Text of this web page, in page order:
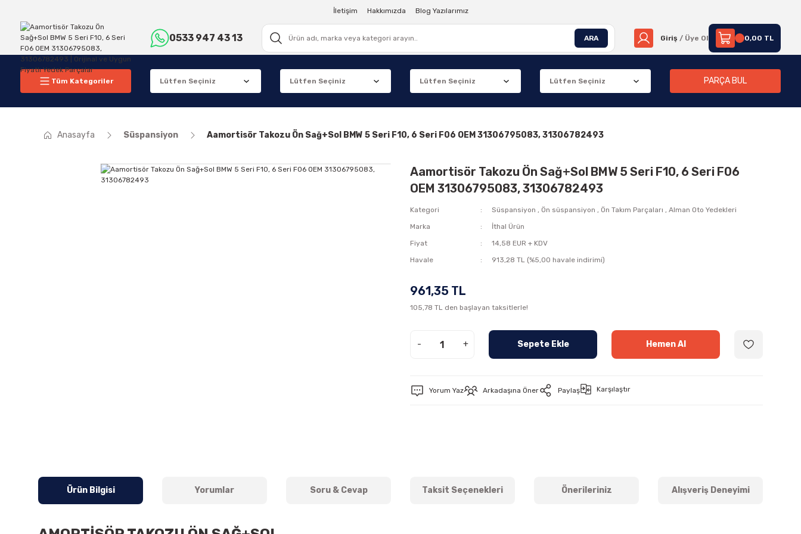
İletişim Hakkımızda Blog Yazılarımız
0533 947 43 13 ARA Giriş / Üye Ol 0,00 TL
Tüm Kategoriler PARÇA BUL
Anasayfa Süspansiyon Aamortisör Takozu Ön Sağ+Sol BMW 5 Seri F10, 6 Seri F06 OEM 31306795083, 31306782493
Aamortisör Takozu Ön Sağ+Sol BMW 5 Seri F10, 6 Seri F06
OEM 31306795083, 31306782493
Kategori Süspansiyon , Ön süspansiyon , Ön Takım Parçaları ,Alman Oto Yedekleri
Marka
İthal Ürün
Fiyat
14,58 EUR + KDV
Havale
913,28 TL (%5,00 havale indirimi)
961,35 TL
105,78 TL den başlayan taksitlerle!
- + Sepete Ekle Hemen Al
Yorum Yaz Arkadaşına Öner Paylaş Karşılaştır
Ürün Bilgisi Yorumlar Soru & Cevap Taksit Seçenekleri Önerileriniz Alışveriş Deneyimi